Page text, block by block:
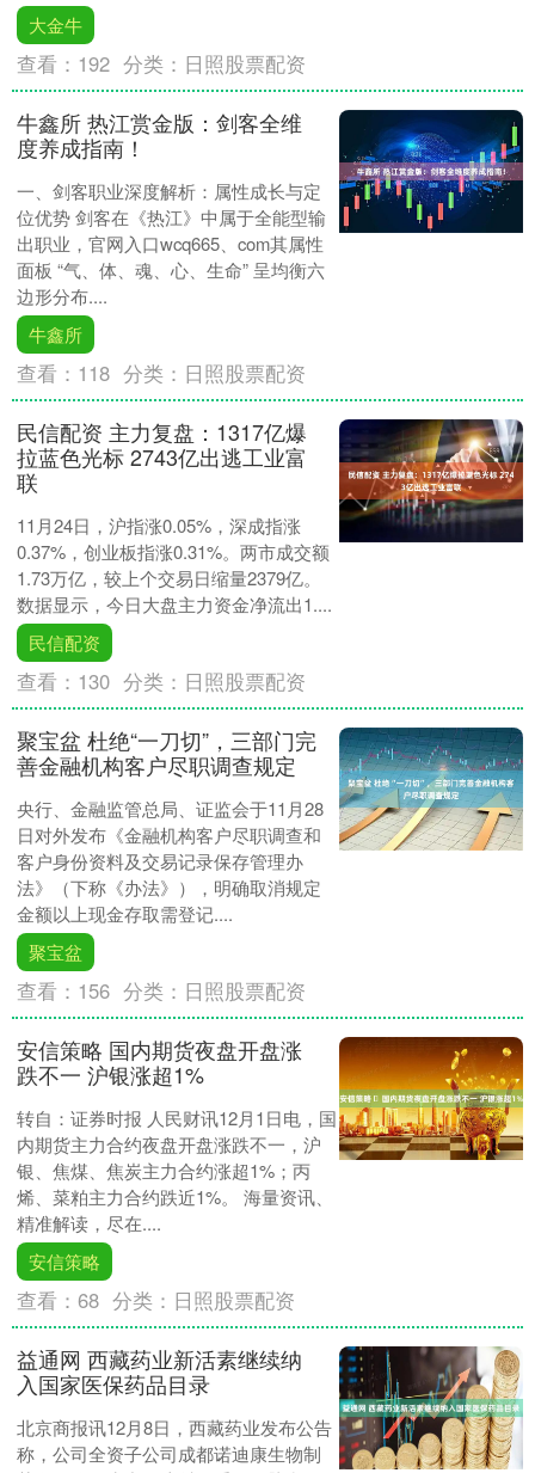
大金牛
查看： 192 分类： 日照股票配资
牛鑫所 热江赏金版：剑客全维
度养成指南！
一、剑客职业深度解析：属性成长与定
位优势 剑客在《热江》中属于全能型输
出职业，官网入口wcq665、com其属性
面板 “气、体、魂、心、生命” 呈均衡六
边形分布....
牛鑫所
查看： 118 分类： 日照股票配资
民信配资 主力复盘：1317亿爆
拉蓝色光标 2743亿出逃工业富
联
11月24日，沪指涨0.05%，深成指涨
0.37%，创业板指涨0.31%。两市成交额
1.73万亿，较上个交易日缩量2379亿。
数据显示，今日大盘主力资金净流出1....
民信配资
查看： 130 分类： 日照股票配资
聚宝盆 杜绝“一刀切”，三部门完
善金融机构客户尽职调查规定
央行、金融监管总局、证监会于11月28
日对外发布《金融机构客户尽职调查和
客户身份资料及交易记录保存管理办
法》（下称《办法》），明确取消规定
金额以上现金存取需登记....
聚宝盆
查看： 156 分类： 日照股票配资
安信策略 ​国内期货夜盘开盘涨
跌不一 沪银涨超1%
转自：证券时报 人民财讯12月1日电，国
内期货主力合约夜盘开盘涨跌不一，沪
银、焦煤、焦炭主力合约涨超1%；丙
烯、菜粕主力合约跌近1%。 海量资讯、
精准解读，尽在....
安信策略
查看：68 分类： 日照股票配资
益通网 西藏药业新活素继续纳
入国家医保药品目录
北京商报讯12月8日，西藏药业发布公告
称，公司全资子公司成都诺迪康生物制